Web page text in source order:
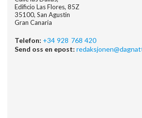
Edificio Las Flores, 85Z
35100, San Agustin
Gran Canaria
Telefon: +34 928 768 420
Send oss en epost: